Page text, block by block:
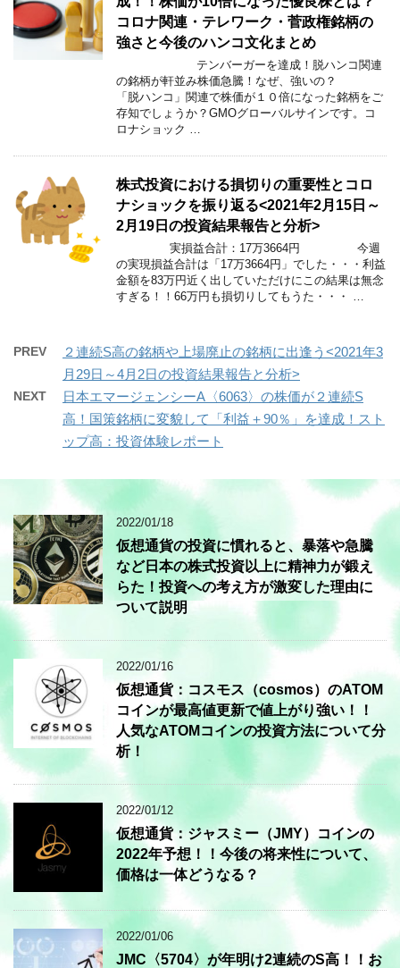
コロナ関連・テレワーク・菅政権銘柄の
強さと今後のハンコ文化まとめ
テンバーガーを達成！脱ハンコ関連
の銘柄が軒並み株価急騰！なぜ、強いの？
「脱ハンコ」関連で株価が１０倍になった銘柄をご
存知でしょうか？GMOグローバルサインです。コ
ロナショック …
株式投資における損切りの重要性とコロ
ナショックを振り返る<2021年2月15日～
2月19日の投資結果報告と分析>
実損益合計：17万3664円 今週
の実現損益合計は「17万3664円」でした・・・利益
金額を83万円近く出していただけにこの結果は無念
すぎる！！66万円も損切りしてもうた・・・ …
PREV
２連続S高の銘柄や上場廃止の銘柄に出逢う<2021年3
月29日～4月2日の投資結果報告と分析>
NEXT
日本エマージェンシーA〈6063〉の株価が２連続S
高！国策銘柄に変貌して「利益＋90％」を達成！スト
ップ高：投資体験レポート
2022/01/18
仮想通貨の投資に慣れると、暴落や急騰
など日本の株式投資以上に精神力が鍛え
らた！投資への考え方が激変した理由に
ついて説明
2022/01/16
仮想通貨：コスモス（cosmos）のATOM
コインが最高値更新で値上がり強い！！
人気なATOMコインの投資方法について分
析！
2022/01/12
仮想通貨：ジャスミー（JMY）コインの
2022年予想！！今後の将来性について、
価格は一体どうなる？
2022/01/06
JMC〈5704〉が年明け2連続のS高！！お